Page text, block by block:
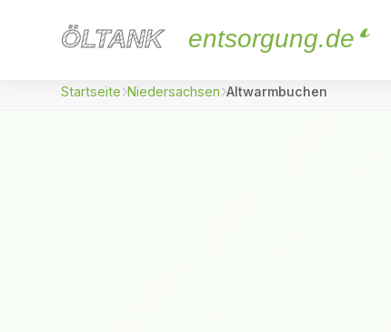
ÖLTANK
ÖLTANK entsorgung.de
Startseite Niedersachsen Altwarmbuchen